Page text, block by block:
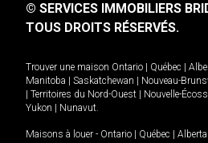
© SERVICES IMMOBILIERS
TOUS DROITS RÉSERVÉS.
Trouver une maison Ontario Québec
Manitoba
Saskatchewan Nouveau-
Territoires du Nord-Ouest Nouvelle-
Yukon
Nunavut.
Maisons à louer - Ontario Québec Alberta